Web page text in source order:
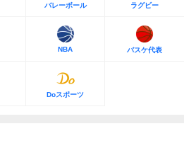
バレーボール ラグビー
NBA バスケ代表
Doスポーツ